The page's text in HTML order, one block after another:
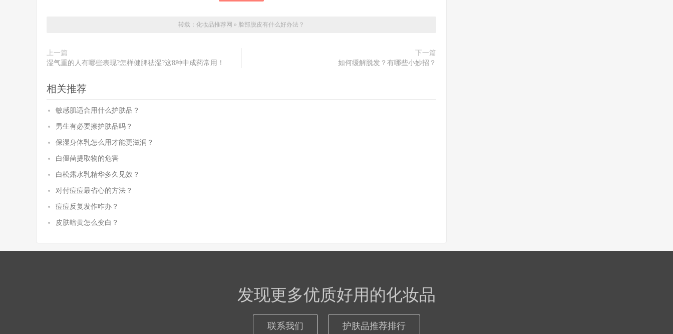
转载： 化妆品推荐网 » 脸部脱皮有什么好办法？
上一篇
湿气重的人有哪些表现?怎样健脾祛湿?这8种中成药常用！
下一篇
如何缓解脱发？有哪些小妙招？
相关推荐
敏感肌适合用什么护肤品？
男生有必要擦护肤品吗？
保湿身体乳怎么用才能更滋润？
白僵菌提取物的危害
白松露水乳精华多久见效？
对付痘痘最省心的方法？
痘痘反复发作咋办？
皮肤暗黄怎么变白？
发现更多优质好用的化妆品
联系我们 护肤品推荐排行